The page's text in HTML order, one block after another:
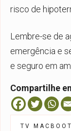
risco de
Lembre-se de
emergência e
e seguro em
Compartilhe
TV MACBOOT